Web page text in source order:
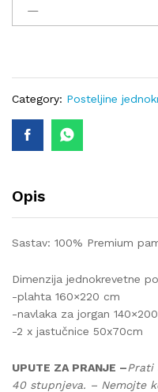
jednokrevetna
posteljina
lux-
380
Category: Posteljine
Opis
Sastav: 100% Premium
Dimenzija jednokrevetne
-plahta 160×220 cm
-navlaka za jorgan
-2 x jastučnice 50x70cm
UPUTE ZA PRANJE –Prati
40 stupnjeva. – Nemojte